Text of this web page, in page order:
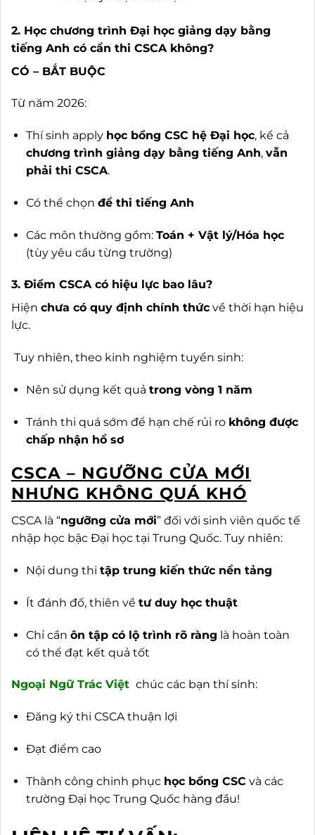
2. Học chương trình Đại học giảng dạy bằng
tiếng Anh có cần thi CSCA không?
CÓ – BẮT BUỘC
Từ năm 2026:
Thí sinh apply học bổng CSC hệ Đại học, kể cả
chương trình giảng dạy bằng tiếng Anh, vẫn
phải thi CSCA.
Có thể chọn đề thi tiếng Anh
Các môn thường gồm: Toán + Vật lý/Hóa học
(tùy yêu cầu từng trường)
3. Điểm CSCA có hiệu lực bao lâu?
Hiện chưa có quy định chính thức về thời hạn hiệu
lực.
Tuy nhiên, theo kinh nghiệm tuyển sinh:
Nên sử dụng kết quả trong vòng 1 năm
Tránh thi quá sớm để hạn chế rủi ro không được
chấp nhận hồ sơ
CSCA – NGƯỠNG CỬA MỚI
NHƯNG KHÔNG QUÁ KHÓ
CSCA là “ngưỡng cửa mới” đối với sinh viên quốc tế
nhập học bậc Đại học tại Trung Quốc. Tuy nhiên:
Nội dung thi tập trung kiến thức nền tảng
Ít đánh đố, thiên về tư duy học thuật
Chỉ cần ôn tập có lộ trình rõ ràng là hoàn toàn
có thể đạt kết quả tốt
Ngoại Ngữ Trác Việt chúc các bạn thí sinh:
Đăng ký thi CSCA thuận lợi
Đạt điểm cao
Thành công chinh phục học bổng CSC và các
trường Đại học Trung Quốc hàng đầu!